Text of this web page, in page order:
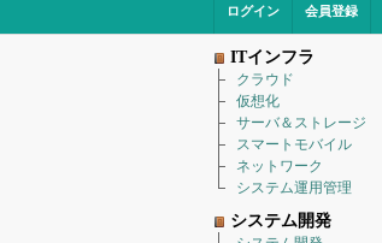
ログイン 会員登録
ITインフラ
クラウド
仮想化
サーバ＆ストレージ
スマートモバイル
ネットワーク
システム運用管理
システム開発